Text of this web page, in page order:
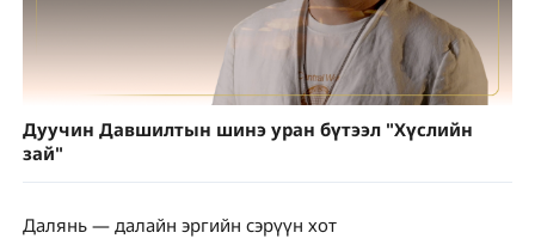
Дуучин Давшилтын шинэ уран бүтээл "Хүслийн
зай"
Далянь — далайн эргийн сэрүүн хот